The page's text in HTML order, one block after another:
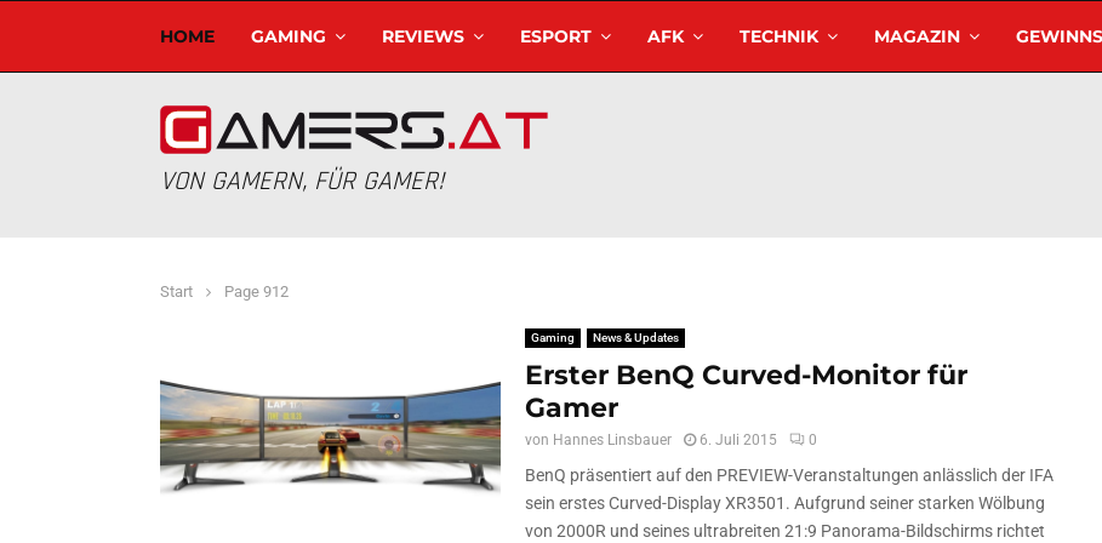
HOME GAMING REVIEWS ESPORT AFK TECHNIK MAGAZIN
VON GAMERN, FÜR GAMER!
Start Page 912
Gaming News & Updates
Erster BenQ Curved-Monitor für
Gamer
von Hannes Linsbauer 6. Juli 2015 0
BenQ präsentiert auf den PREVIEW-Veranstaltungen anlässlich der IFA
sein erstes Curved-Display XR3501. Aufgrund seiner starken Wölbung
von 2000R und seines ultrabreiten 21:9 Panorama-Bildschirms richtet